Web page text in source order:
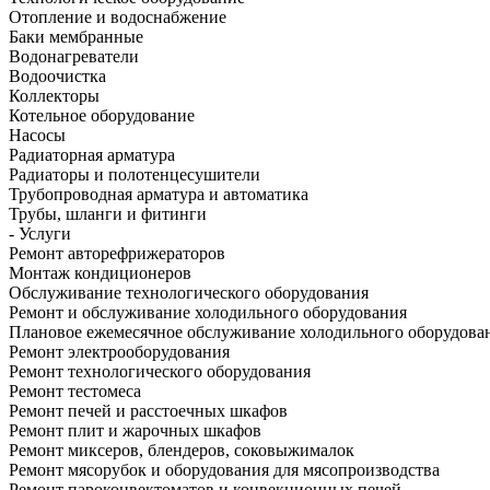
Отопление и водоснабжение
Баки мембранные
Водонагреватели
Водоочистка
Коллекторы
Котельное оборудование
Насосы
Радиаторная арматура
Радиаторы и полотенцесушители
Трубопроводная арматура и автоматика
Трубы, шланги и фитинги
- Услуги
Ремонт авторефрижераторов
Монтаж кондиционеров
Обслуживание технологического оборудования
Ремонт и обслуживание холодильного оборудования
Плановое ежемесячное обслуживание холодильного
Ремонт электрооборудования
Ремонт технологического оборудования
Ремонт тестомеса
Ремонт печей и расстоечных шкафов
Ремонт плит и жарочных шкафов
Ремонт миксеров, блендеров, соковыжималок
Ремонт мясорубок и оборудования для мясопроизводства